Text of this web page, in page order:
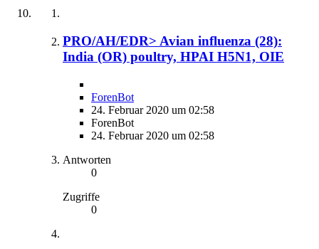
PRO/AH/EDR> Avian influenza (28):
India (OR) poultry, HPAI H5N1, OIE
ForenBot
24. Februar 2020 um 02:58
ForenBot
24. Februar 2020 um 02:58
Antworten
0
Zugriffe
0